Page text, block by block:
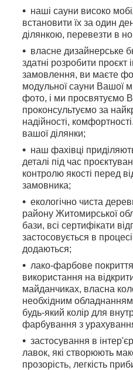
наші сауни високо
встановити їх за один
ділянкою, перевезти в
власне дизайнерське
здатні розробити проєкт
замовлення, ви маєте
модульної сауни Вашої
фото, і ми просвятуємо
проконсультуємо за
надійності,
вашої ділянки;
наш фахівці
деталі під час
контролю якості перед
замовника;
екологічно чиста
району Житомирської
бази, всі сертифікати
застосовується в
додаються;
лако-фарбове
використання на
майданчиках, власна
необхідним обладнанням
будь-який колір для
фарбування з
застосування в
лавок, які створюють
прозорість, легкість